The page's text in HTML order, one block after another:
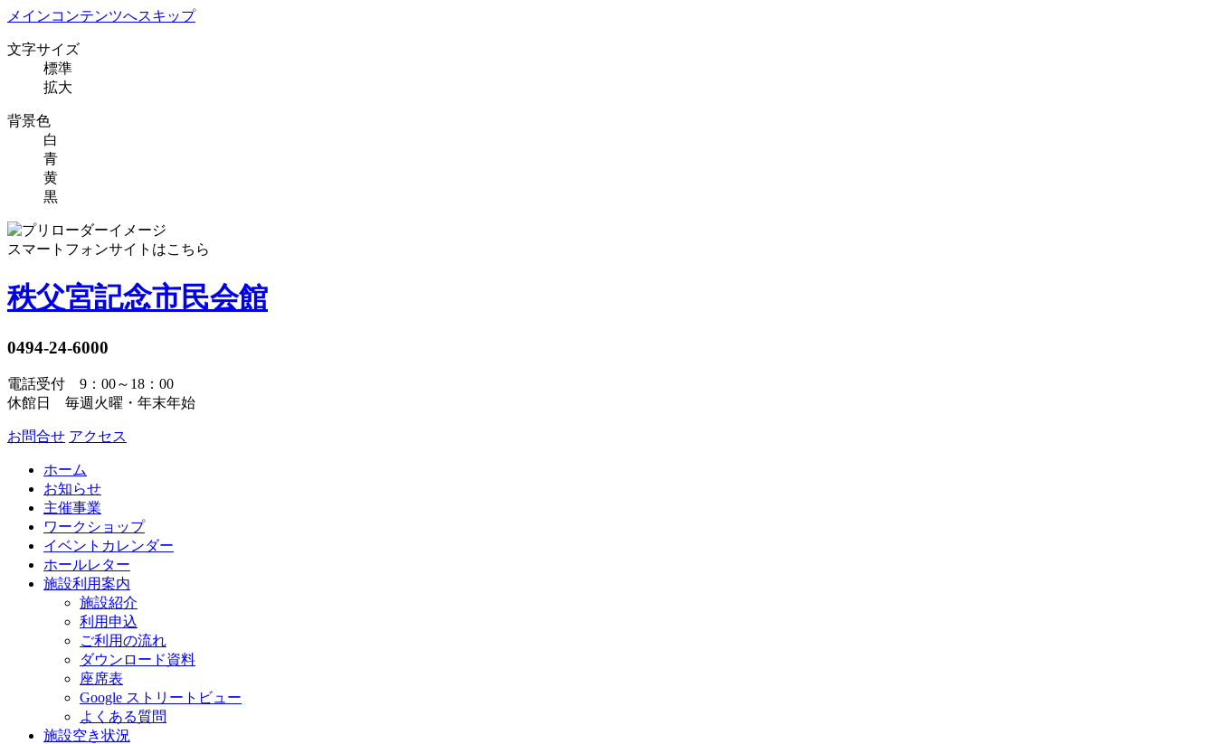
メインコンテンツへスキップ
文字サイズ
標準
拡大
背景色
白
青
黄
黒
スマートフォンサイトはこちら
秩父宮記念市民会館
0494-24-6000
電話受付 9：00～18：00
休館日 毎週火曜・年末年始
お問合せ アクセス
ホーム
お知らせ
主催事業
ワークショップ
イベントカレンダー
ホールレター
施設利用案内
施設紹介
利用申込
ご利用の流れ
ダウンロード資料
座席表
Google ストリートビュー
よくある質問
施設空き状況